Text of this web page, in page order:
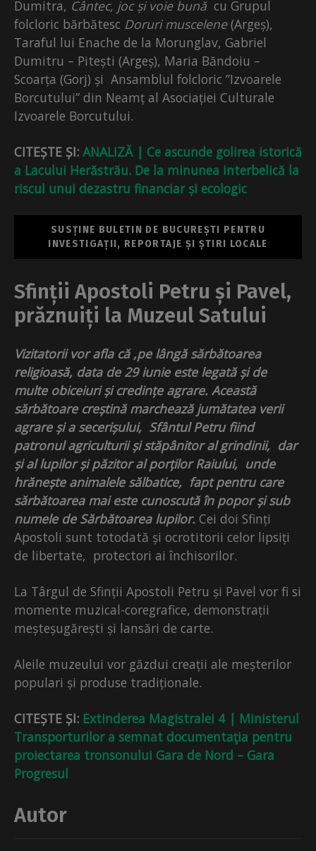
Dumitra, Cântec, joc și voie bunăcu Grupul
folcloric bărbătesc Doruri muscelene(Argeș),
Taraful lui Enache de la Morunglav, Gabriel
Dumitru – Pitești (Argeș), Maria Băndoiu –
Scoarța (Gorj) și Ansamblul folcloric ”Izvoarele
Borcutului” din Neamț al Asociației Culturale
Izvoarele Borcutului.
CITEȘTE ȘI: ANALIZĂ | Ce ascunde golirea istorică
a Lacului Herăstrău. De la minunea interbelică la
riscul unui dezastru financiar și ecologic
SUSȚINE BULETIN DE BUCUREȘTI PENTRU
INVESTIGAȚII, REPORTAJE ȘI ȘTIRI LOCALE
Sfinții Apostoli Petru și Pavel,
prăznuiți la Muzeul Satului
Vizitatorii vor afla că ,pe lângă sărbătoarea
religioasă, data de 29 iunie este legată și de
multe obiceiuri și credințe agrare. Această
sărbătoare creștină marchează jumătatea verii
agrare și a secerișului, Sfântul Petru fiind
patronul agriculturii și stăpânitor al grindinii, dar
și al lupilor și păzitor al porților Raiului, unde
hrănește animalele sălbatice, fapt pentru care
sărbătoarea mai este cunoscută în popor și sub
numele de Sărbătoarea lupilor. Cei doi Sfinți
Apostoli sunt totodată și ocrotitorii celor lipsiți
de libertate, protectori ai închisorilor.
La Târgul de Sfinții Apostoli Petru și Pavel vor fi si
momente muzical-coregrafice, demonstrații
meșteșugărești și lansări de carte.
Aleile muzeului vor găzdui creații ale meșterilor
populari și produse tradiționale.
CITEȘTE ȘI: Extinderea Magistralei 4 | Ministerul
Transporturilor a semnat documentaţia pentru
proiectarea tronsonului Gara de Nord – Gara
Progresul
Autor